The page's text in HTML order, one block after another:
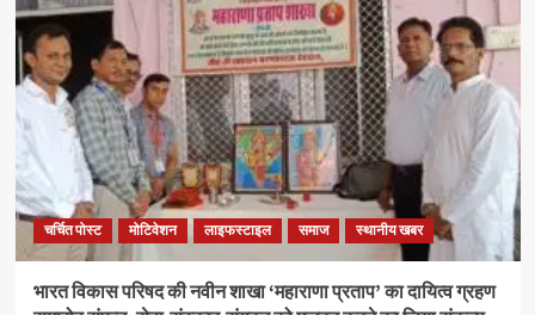
चर्चित पोस्ट मोटिवेशन लाइफस्टाइल समाज स्थानीय खबर
भारत विकास परिषद की नवीन शाखा ‘महाराणा प्रताप’ का दायित्व ग्रहण